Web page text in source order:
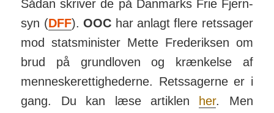
Sådan skriver de på Dan­marks Frie Fjern­
syn (DFF).OOC har anlagt flere rets­sager
mod stats­minister Mette Frede­riksen om
brud på grund­loven og krænkelse af
mennes­ke­ret­tig­hederne. Rets­sagerne er i
gang. Du kan læse artiklen
her. Men